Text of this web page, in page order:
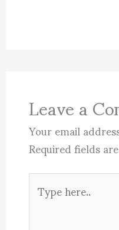
Leave a
Your email
Required fields
Type
here..